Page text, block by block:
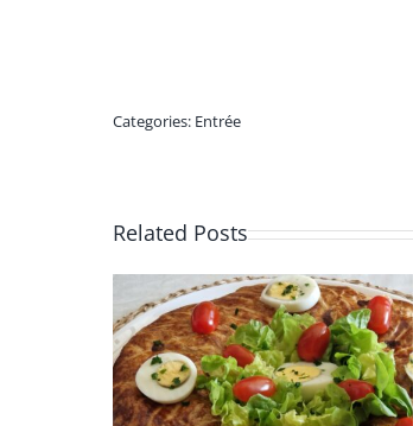
Categories: Entrée
Related Posts